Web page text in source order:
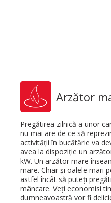
Arzător
Pregătirea zilnică a unor
nu mai are de ce să
activității în bucătărie va
avea la dispoziție un
kW. Un arzător mare
mare. Chiar și oalele mari
astfel încât să puteți
mâncare. Veți economisi
dumneavoastră vor fi